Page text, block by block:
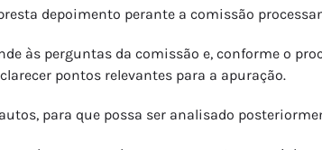
depoimento perante a comissão
às perguntas da comissão e, conforme o
pontos relevantes para a apuração.
para que possa ser analisado